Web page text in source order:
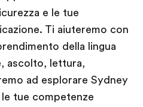
e le tue
Ti aiuteremo con
della lingua
ascolto, lettura,
ad esplorare Sydney
tue competenze